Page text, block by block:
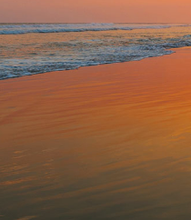
Facturación
Electrónica